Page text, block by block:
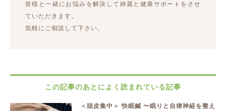
皆様と一緒にお悩みを解決して綺麗と健康サポートをさせ
ていただきます。
気軽にご相談して下さい。
この記事のあとによく読まれている記事
＜頭皮集中＞ 快眠鍼 〜眠りと自律神経を整え